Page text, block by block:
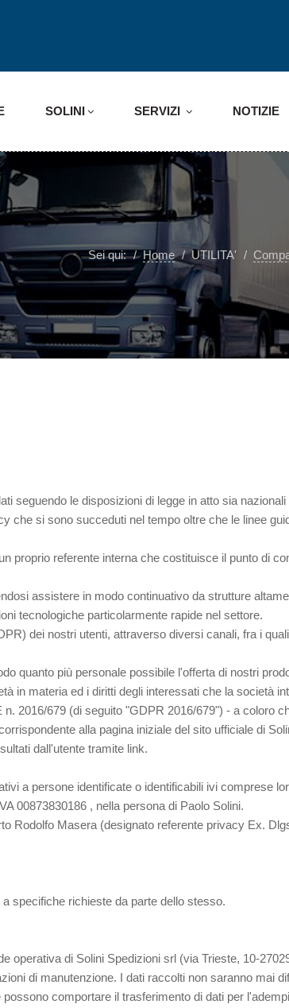
SOLINI SERVIZI NOTIZIE
Sei qui: Home UTILITA'
seguendo le disposizioni di legge in atto sia
che si sono succeduti nel tempo oltre che le linee
proprio referente interna che costituisce il punto di
assistere in modo continuativo da strutture
tecnologiche particolarmente rapide nel settore.
dei nostri utenti, attraverso diversi canali, fra i
quanto più personale possibile l'offerta di nostri
in materia ed i diritti degli interessati che la società
2016/679 (di seguito "GDPR 2016/679") - a coloro
alla pagina iniziale del sito ufficiale di
dall'utente tramite link.
a persone identificate o identificabili ivi comprese
00873830186 , nella persona di Paolo Solini.
Rodolfo Masera (designato referente privacy Ex.
specifiche richieste da parte dello stesso.
operativa di Solini Spedizioni srl (via Trieste, 10-
di manutenzione. I dati raccolti non saranno mai
comportare il trasferimento di dati per